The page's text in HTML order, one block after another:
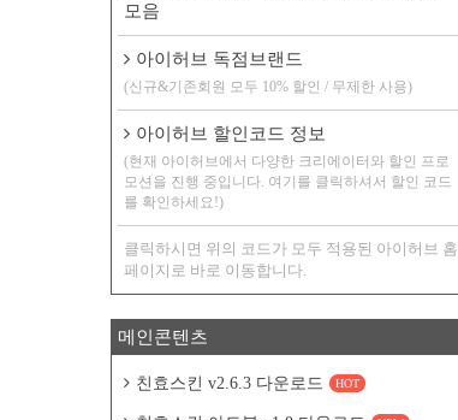
모음
아이허브 독점브랜드
(신규&기존회원 모두 10% 할인 / 무제한 사용)
아이허브 할인코드 정보
(현재 아이허브에서 다양한 크리에이터와 할인 프로
모션을 진행 중입니다. 여기를 클릭하셔서 할인 코드
를 확인하세요!)
클릭하시면 위의 코드가 모두 적용된 아이허브 홈
페이지로 바로 이동합니다.
메인콘텐츠
친효스킨 v2.6.3 다운로드 HOT